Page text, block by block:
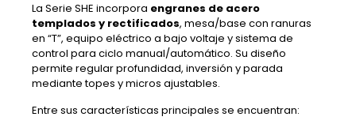
La Serie SHE incorpora engranes de acero
templados y rectificados, mesa/base con ranuras
en “T”, equipo eléctrico a bajo voltaje y sistema de
control para ciclo manual/automático. Su diseño
permite regular profundidad, inversión y parada
mediante topes y micros ajustables.
Entre sus características principales se encuentran: